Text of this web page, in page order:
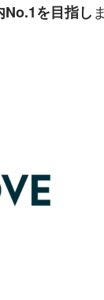
No.1を目指し